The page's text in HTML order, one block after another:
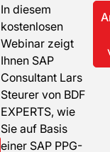
In diesem
kostenlosen
Webinar zeigt
Ihnen SAP
Consultant Lars
Steurer von BDF
EXPERTS, wie
Sie auf Basis
einer SAP PPG-